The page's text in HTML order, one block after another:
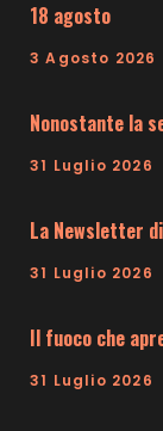
18 agosto
3 Agosto 2026
Nonostante la
31 Luglio 2026
La Newsletter
31 Luglio 2026
Il fuoco che
31 Luglio 2026